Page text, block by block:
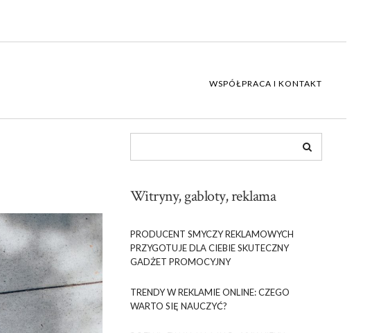
WSPÓŁPRACA I KONTAKT
Witryny, gabloty, reklama
PRODUCENT SMYCZY REKLAMOWYCH
PRZYGOTUJE DLA CIEBIE SKUTECZNY
GADŻET PROMOCYJNY
TRENDY W REKLAMIE ONLINE: CZEGO
WARTO SIĘ NAUCZYĆ?